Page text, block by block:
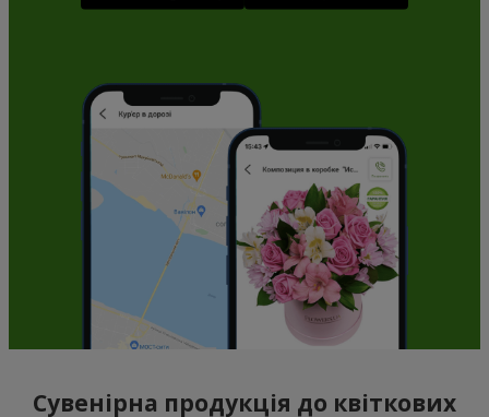
Сувенірна продукція до квіткових